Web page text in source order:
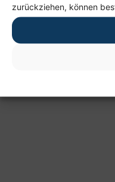
zurückziehen, können
Anschrift
Heim gemeinnützige